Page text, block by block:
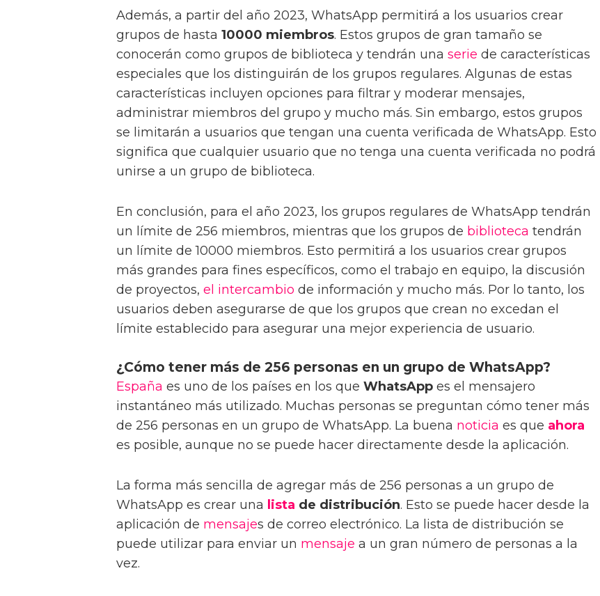
Además, a partir del año 2023, WhatsApp permitirá a los usuarios crear
grupos de hasta 10000 miembros. Estos grupos de gran tamaño se
conocerán como grupos de biblioteca y tendrán una serie de características
especiales que los distinguirán de los grupos regulares. Algunas de estas
características incluyen opciones para filtrar y moderar mensajes,
administrar miembros del grupo y mucho más. Sin embargo, estos grupos
se limitarán a usuarios que tengan una cuenta verificada de WhatsApp. Esto
significa que cualquier usuario que no tenga una cuenta verificada no podrá
unirse a un grupo de biblioteca.
En conclusión, para el año 2023, los grupos regulares de WhatsApp tendrán
un límite de 256 miembros, mientras que los grupos de biblioteca tendrán
un límite de 10000 miembros. Esto permitirá a los usuarios crear grupos
más grandes para fines específicos, como el trabajo en equipo, la discusión
de proyectos, el intercambio de información y mucho más. Por lo tanto, los
usuarios deben asegurarse de que los grupos que crean no excedan el
límite establecido para asegurar una mejor experiencia de usuario.
¿Cómo tener más de 256 personas en un grupo de WhatsApp?
España es uno de los países en los que WhatsApp es el mensajero
instantáneo más utilizado. Muchas personas se preguntan cómo tener más
de 256 personas en un grupo de WhatsApp. La buena noticia es que ahora
es posible, aunque no se puede hacer directamente desde la aplicación.
La forma más sencilla de agregar más de 256 personas a un grupo de
WhatsApp es crear una lista de distribución. Esto se puede hacer desde la
aplicación de mensajes de correo electrónico. La lista de distribución se
puede utilizar para enviar un mensaje a un gran número de personas a la
vez.